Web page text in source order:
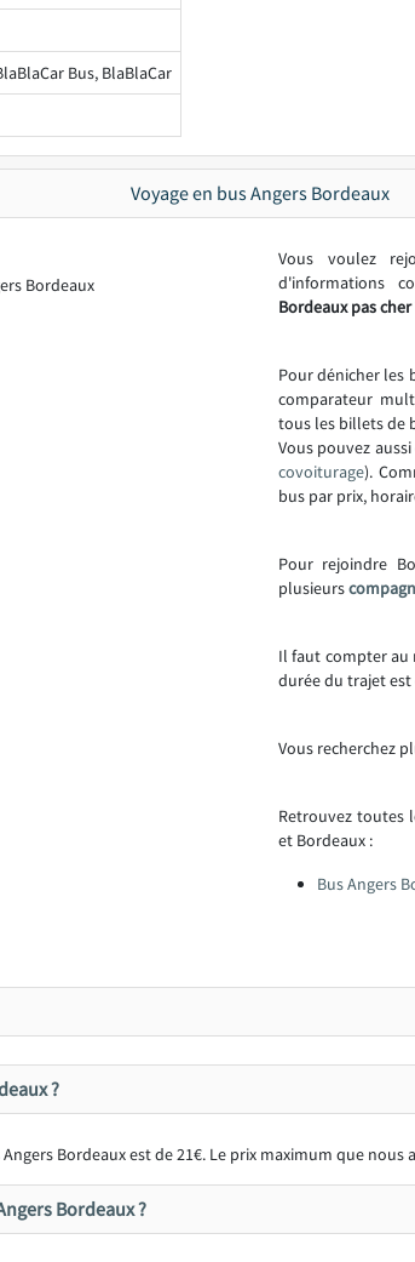
Bus, BlaBlaCar
Voyage en bus Angers Bordeaux
Vous voulez
d'informations
Bordeaux pas cher
Pour dénicher les
comparateur
tous les billets de
Vous pouvez
covoiturage).
bus par prix,
Pour rejoindre
plusieurs
Il faut compter
durée du trajet est
Vous recherchez
Retrouvez toutes
et Bordeaux :
Bus Angers
?
Bordeaux est de 21€. Le prix maximum que nous
Bordeaux ?